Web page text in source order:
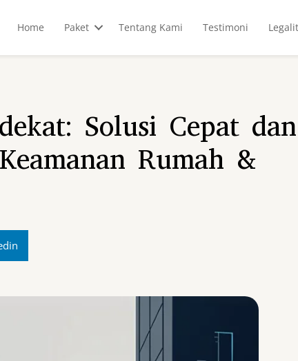
Home Paket Tentang Kami Testimoni
Solusi Cepat dan
Rumah &